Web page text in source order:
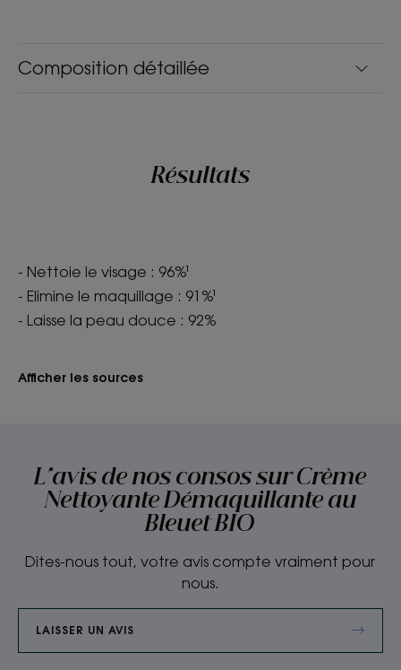
Composition détaillée
Résultats
- Nettoie le visage : 96%¹
- Elimine le maquillage : 91%¹
- Laisse la peau douce : 92%
Afficher les sources
L'avis de nos consos sur Crème
Nettoyante Démaquillante au
Bleuet BIO
Dites-nous tout, votre avis compte vraiment pour
nous.
LAISSER UN AVIS